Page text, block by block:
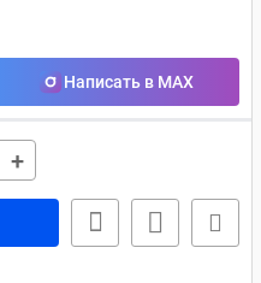
Написать в MAX
+